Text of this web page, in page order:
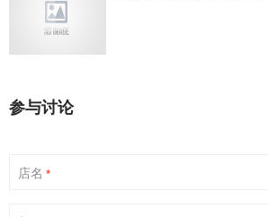
参与讨论
店名 *